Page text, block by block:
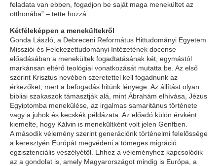
feladata van ebben, fogadjon be saját maga menekültet az
otthonába” – tette hozzá.
Kétféleképpen a menekültekről
Gonda László, a Debreceni Református Hittudományi Egyetem
Missziói és Felekezettudományi Intézetének docense
előadásában a menekültek fogadtatásának két, egymástól
markánsan eltérő teológiai vonatkozását mutatta be. Az első
szerint Krisztus nevében szeretettel kell fogadnunk az
érkezőket, mert a befogadás hitünk lényege. Az állítást olyan
bibliai szakaszok támasztják alá, mint Ábrahám elhívása, Jézus
Egyiptomba menekülése, az irgalmas samaritánus története
vagy a juhok és kecskék példázata. Az előadó külön érvként
kiemelte, hogy Kálvin is menekültként volt jelen Genfben.
A második vélemény szerint generációnk történelmi felelőssége
a keresztyén Európát megvédeni a tömeges migráció
egzisztenciális veszélyétől. Ehhez a véleményhez kapcsolódik
az a gondolat is, amely Magyarországot mindig is Európa, a